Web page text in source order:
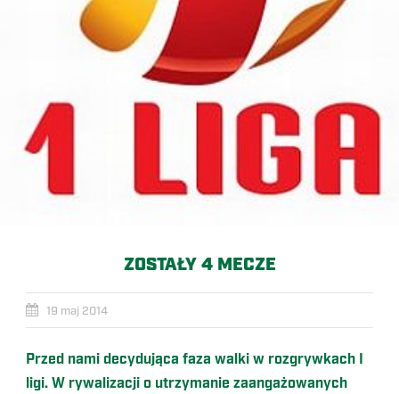
ZOSTAŁY 4 MECZE
19 maj 2014
Przed nami decydująca faza walki w rozgrywkach I
ligi. W rywalizacji o utrzymanie zaangażowanych